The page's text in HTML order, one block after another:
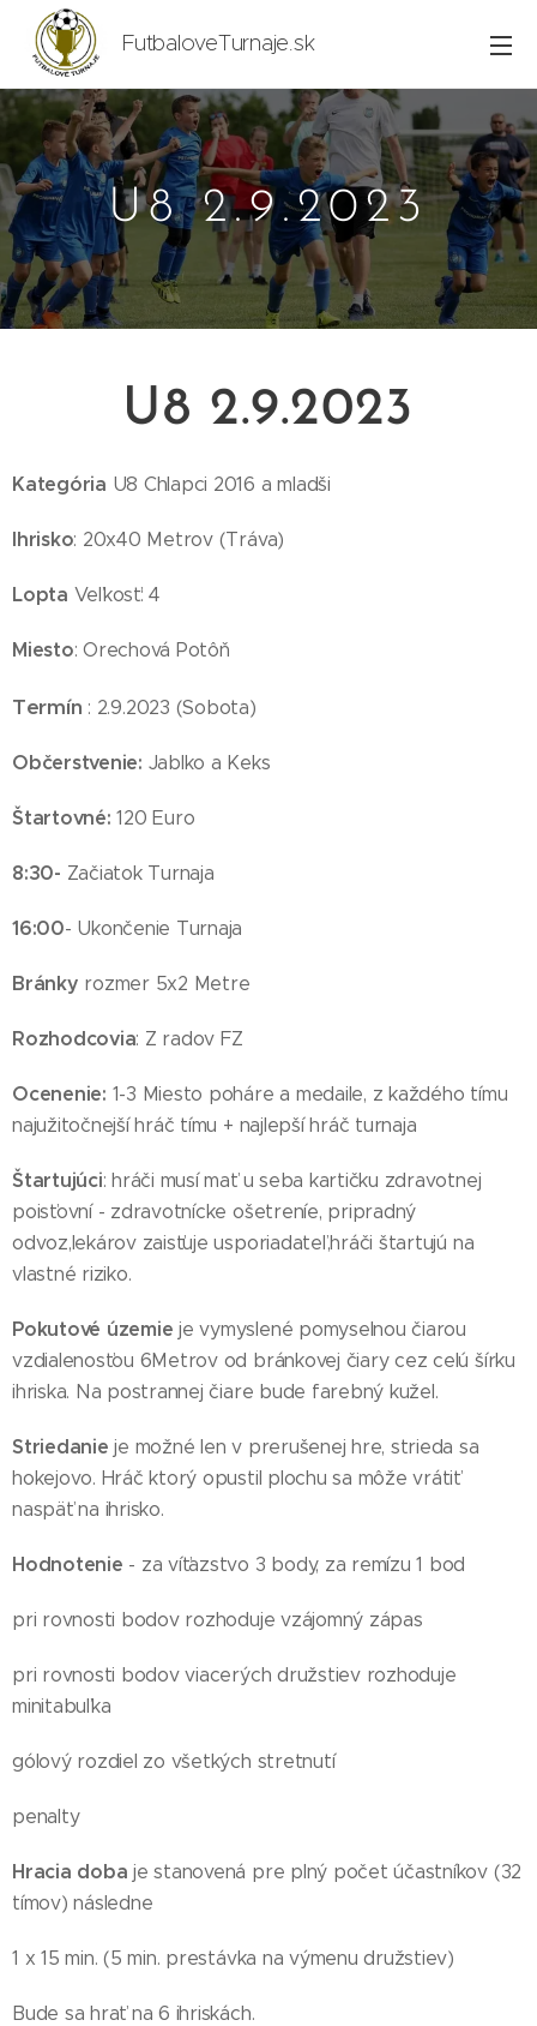
FutbaloveTurnaje.sk
U8 2.9.2023
U8 2.9.2023
Kategória U8 Chlapci 2016 a mladši
Ihrisko: 20x40 Metrov (Tráva)
Lopta Veľkosť: 4
Miesto: Orechová Potôň
Termín : 2.9.2023 (Sobota)
Občerstvenie: Jablko a Keks
Štartovné:120 Euro
8:30- Začiatok Turnaja
16:00- Ukončenie Turnaja
Bránky rozmer 5x2 Metre
Rozhodcovia: Z radov FZ
Ocenenie: 1-3 Miesto poháre a medaile, z každého tímu
najužitočnejší hráč tímu + najlepší hráč turnaja
Štartujúci: hráči musí mať u seba kartičku zdravotnej
poisťovní - zdravotnícke ošetreníe, pripradný
odvoz,lekárov zaisťuje usporiadateľ,hráči štartujú na
vlastné riziko.
Pokutové územie je vymyslené pomyselnou čiarou
vzdialenosťou 6Metrov od bránkovej čiary cez celú šírku
ihriska. Na postrannej čiare bude farebný kužel.
Striedanieje možné len v prerušenej hre, strieda sa
hokejovo. Hráč ktorý opustil plochu sa môže vrátiť
naspäť na ihrisko.
Hodnotenie - za víťazstvo 3 body, za remízu 1 bod
pri rovnosti bodov rozhoduje vzájomný zápas
pri rovnosti bodov viacerých družstiev rozhoduje
minitabuľka
gólový rozdiel zo všetkých stretnutí
penalty
Hracia doba je stanovená pre plný počet účastníkov (32
tímov) následne
1 x 15 min. (5 min. prestávka na výmenu družstiev)
Bude sa hrať na 6 ihriskách.